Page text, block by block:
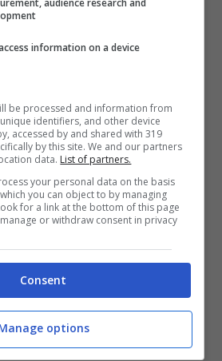
di
di quarantaquattro
delle quali indirizzate
a concedere qualcosa, si
da cui partire.
è comunque
quando ha la possibilità
e concludere a rete, il
i fili del discorso in
anche l’Over 1,5 tiri
e l’Over 0,5 tiro in
viaggia ad una media di
information on a device
be processed and information from
identifiers, and other device
accessed by and shared with 319
by this site. We and our partners
data. List of partners.
your personal data on the basis
you can object to by managing
for a link at the bottom of this page
or withdraw consent in privacy
Consent
options